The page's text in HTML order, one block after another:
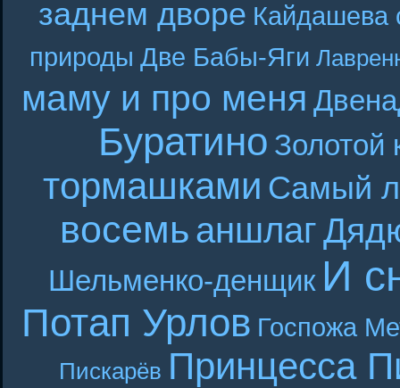
заднем дворе Кайдашева
природы Две Бабы-Яги
маму и про меня
Буратино Золотой
тормашками Самый
восемьаншлаг
Шельменко-денщик И
Потап Урлов Госпожа
Пискарёв Принцесса